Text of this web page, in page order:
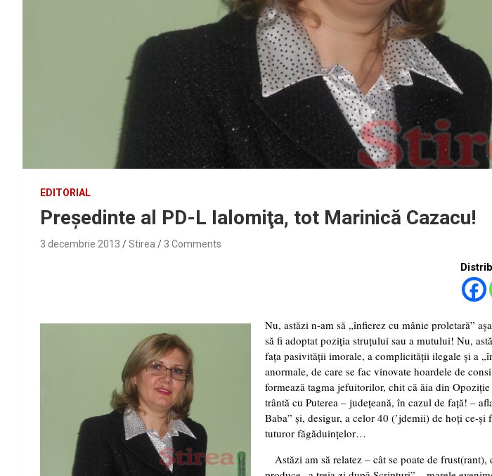
EDITORIAL
Preşedinte al PD-L Ialomiţa, tot Marinică Cazacu!
3 decembrie 2013 Stirea 3 Comments
Nu, astăzi n-am să „înfierez cu mânie proletară”
să fi adoptat poziţia struţului sau a mutului! Nu,
faţa pasivităţii imorale, a complicităţii ilegale şi a
anormale, de care se fac vinovate hoardele de
formează tagma jefuitorilor, chit că ăia din Opoziţie
trântă cu Puterea – judeţeană, în cazul de faţă! –
Baba” şi, desigur, a celor 40 (’jdemii) de hoţi ce-şi
tuturor făgăduinţelor…
Astăzi am să relatez – cât se poate de frust(rant),